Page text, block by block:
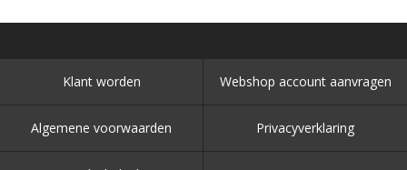
Klant worden Webshop account aanvragen
Algemene voorwaarden Privacyverklaring